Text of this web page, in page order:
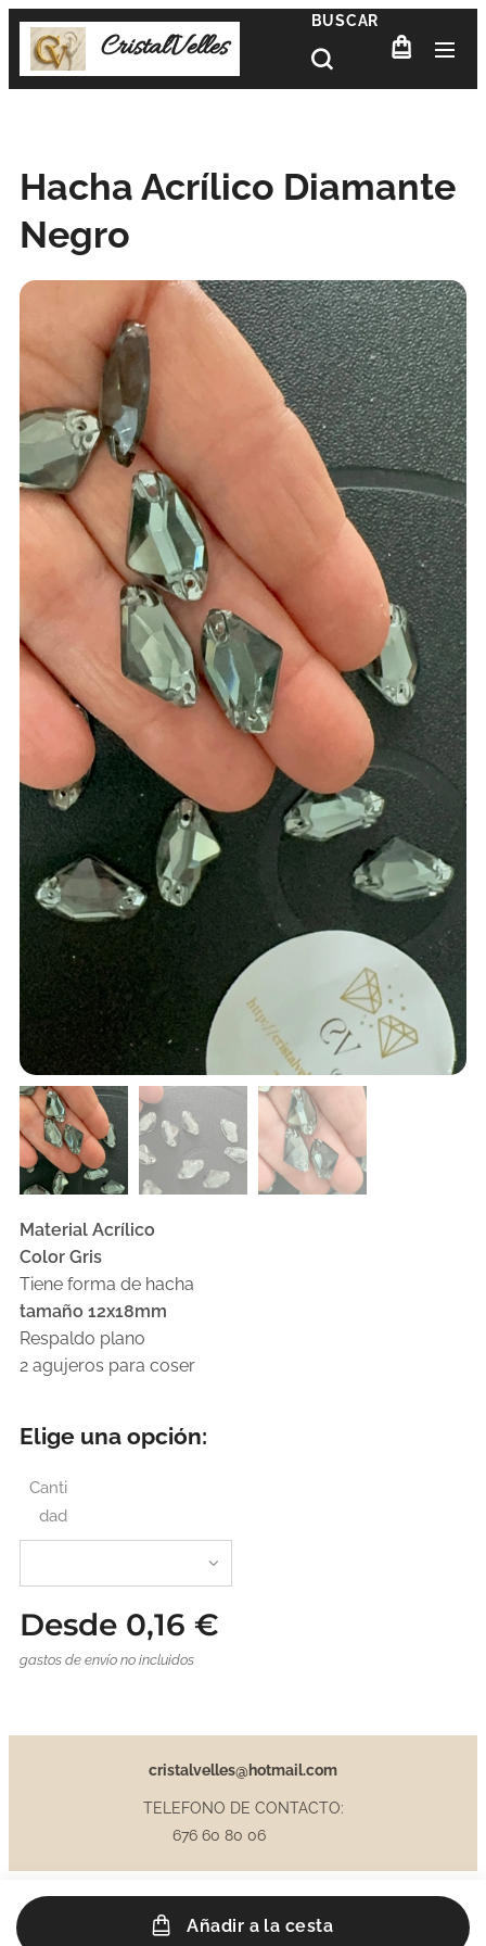
CristalVelles
BUSCAR
Hacha Acrílico Diamante
Negro
Material Acrílico
Color Gris
Tiene forma de hacha
tamaño 12x18mm
Respaldo plano
2 agujeros para coser
Elige una opción:
Canti
dad
Desde 0,16 €
gastos de envío no incluidos
Añadir a la cesta
cristalvelles@hotmail.com
TELEFONO DE CONTACTO:
676 60 80 06